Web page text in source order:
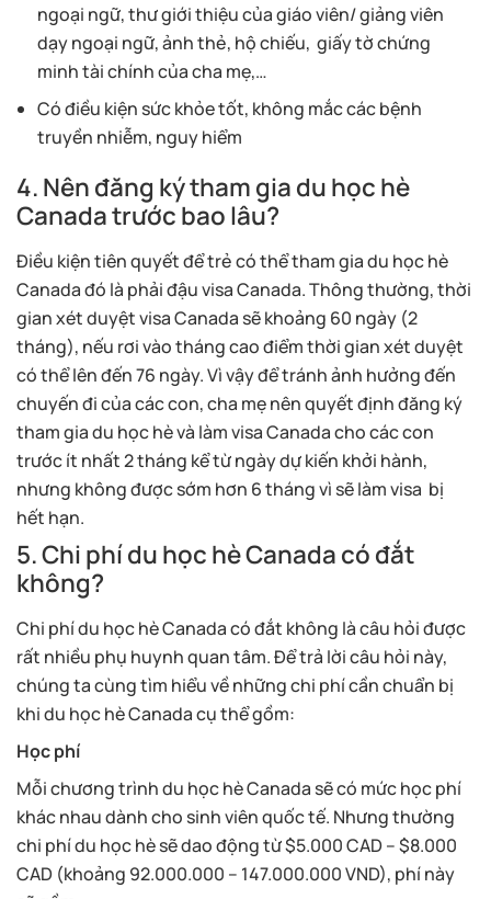
ngoại ngữ, thư giới thiệu của giáo viên/ giảng viên
dạy ngoại ngữ, ảnh thẻ, hộ chiếu, giấy tờ chứng
minh tài chính của cha mẹ,…
Có điều kiện sức khỏe tốt, không mắc các bệnh
truyền nhiễm, nguy hiểm
4. Nên đăng ký tham gia du học hè
Canada trước bao lâu?
Điều kiện tiên quyết để trẻ có thể tham gia du học hè
Canada đó là phải đậu visa Canada. Thông thường, thời
gian xét duyệt visa Canada sẽ khoảng 60 ngày (2
tháng), nếu rơi vào tháng cao điểm thời gian xét duyệt
có thể lên đến 76 ngày. Vì vậy để tránh ảnh hưởng đến
chuyến đi của các con, cha mẹ nên quyết định đăng ký
tham gia du học hè và làm visa Canada cho các con
trước ít nhất 2 tháng kể từ ngày dự kiến khởi hành,
nhưng không được sớm hơn 6 tháng vì sẽ làm visa bị
hết hạn.
5. Chi phí du học hè Canada có đắt
không?
Chi phí du học hè Canada có đắt không là câu hỏi được
rất nhiều phụ huynh quan tâm. Để trả lời câu hỏi này,
chúng ta cùng tìm hiểu về những chi phí cần chuẩn bị
khi du học hè Canada cụ thể gồm:
Học phí
Mỗi chương trình du học hè Canada sẽ có mức học phí
khác nhau dành cho sinh viên quốc tế. Nhưng thường
chi phí du học hè sẽ dao động từ $5.000 CAD – $8.000
CAD (khoảng 92.000.000 – 147.000.000 VND), phí này